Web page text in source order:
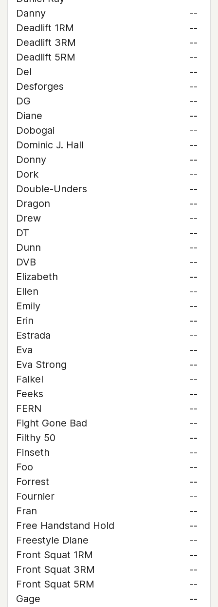
Danny
--
Deadlift 1RM
--
Deadlift 3RM
--
Deadlift 5RM
--
Del
--
Desforges
--
DG
--
Diane
--
Dobogai
--
Dominic J. Hall
--
Donny
--
Dork
--
Double-Unders
--
Dragon
--
Drew
--
DT
--
Dunn
--
DVB
--
Elizabeth
--
Ellen
--
Emily
--
Erin
--
Estrada
--
Eva
--
Eva Strong
--
Falkel
--
Feeks
--
FERN
--
Fight Gone Bad
--
Filthy 50
--
Finseth
--
Foo
--
Forrest
--
Fournier
--
Fran
--
Free Handstand Hold
--
Freestyle Diane
--
Front Squat 1RM
--
Front Squat 3RM
--
Front Squat 5RM
--
Gage
--